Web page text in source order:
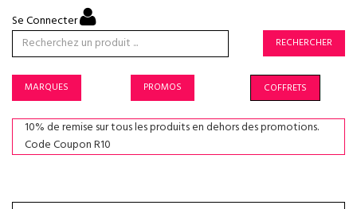
Se Connecter
RECHERCHER
MARQUES PROMOS COFFRETS
10% de remise sur tous les produits en dehors des promotions.
Code Coupon R10